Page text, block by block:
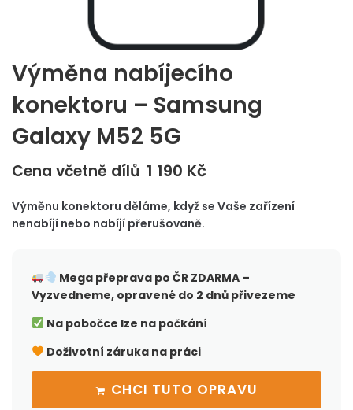
Výměna nabíjecího
konektoru – Samsung
Galaxy M52 5G
Cena včetně dílů 1 190 Kč
Výměnu konektoru děláme, když se Vaše zařízení
nenabíjí nebo nabíjí přerušovaně.
Mega přeprava po ČRZDARMA –
Vyzvedneme, opravené do 2 dnů přivezeme
Na pobočce lze na počkání
Doživotní záruka na práci
CHCI TUTO OPRAVU